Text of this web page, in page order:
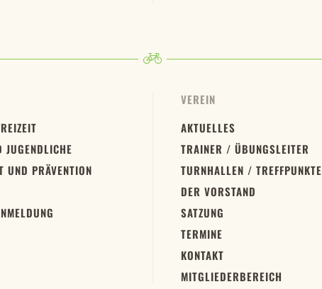
JUGENDLICHE
UND PRÄVENTION
VEREIN
AKTUELLES
TRAINER / ÜBUNGSLEITER
TURNHALLEN / TREFFPUNKTE
DER VORSTAND
SATZUNG
TERMINE
KONTAKT
MITGLIEDERBEREICH